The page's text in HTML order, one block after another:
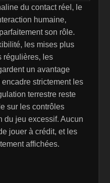
du contact réel, le
humaine,
son rôle.
les mises plus
régulières, les
un avantage
strictement les
terrestre reste
sur les contrôles
du jeu excessif. Aucun
jouer à crédit, et les
affichées.